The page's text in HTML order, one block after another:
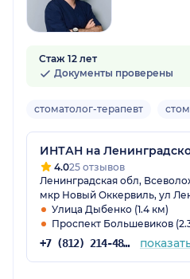
Стаж 12 лет
Документы проверены
стоматолог-терапевт
ИНТАН на
4.025 отзывов
Ленинградская обл,
мкр Новый Оккервиль, ул
Улица Дыбенко (1.4 км)
Проспект Большевиков
+7 (812) 214-48-61